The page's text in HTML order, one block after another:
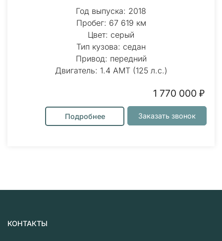
Год выпуска: 2018
Пробег: 67 619 км
Цвет: серый
Тип кузова: седан
Привод: передний
Двигатель: 1.4 AMT (125 л.с.)
1 770 000 ₽
Подробнее Заказать звонок
КОНТАКТЫ